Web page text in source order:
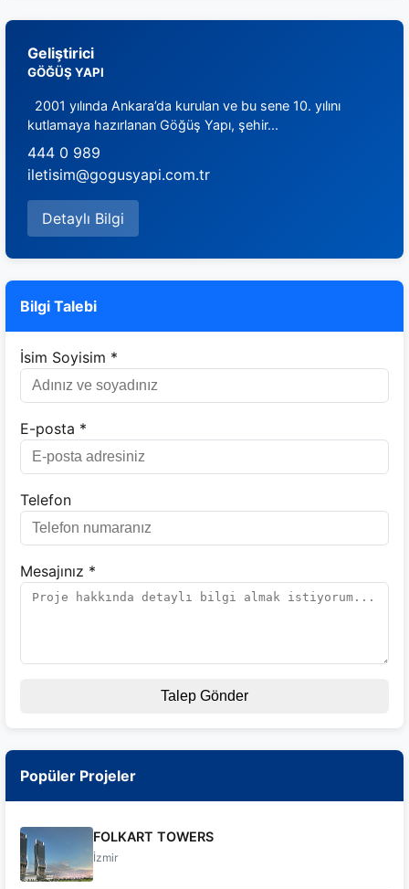
Geliştirici
GÖĞÜŞ YAPI
2001 yılında Ankara’da kurulan ve bu sene 10. yılını
kutlamaya hazırlanan Göğüş Yapı, şehir...
444 0 989
iletisim@gogusyapi.com.tr
Detaylı Bilgi
Bilgi Talebi
İsim Soyisim *
E-posta *
Telefon
Mesajınız *
Talep Gönder
Popüler Projeler
FOLKART TOWERS
İzmir